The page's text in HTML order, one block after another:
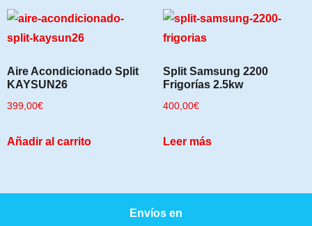
Aire Acondicionado Split
KAYSUN26
399,00€
Añadir al carrito
Split Samsung 2200
Frigorías 2.5kw
400,00€
Leer más
Envíos en